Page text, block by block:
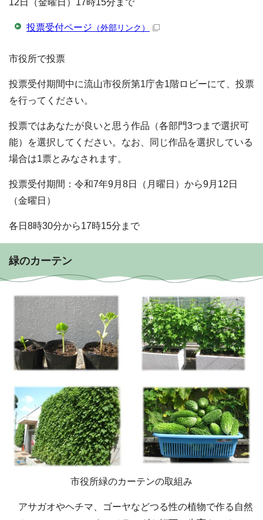
投票受付ページ （外部リンク）
市役所で投票
投票受付期間中に流山市役所第1庁舎1階ロビーにて、投票
を行ってください。
投票ではあなたが良いと思う作品（各部門3つまで選択可
能）を選択してください。なお、同じ作品を選択している
場合は1票とみなされます。
投票受付期間：令和7年9月8日（月曜日）から9月12日
（金曜日）
各日8時30分から17時15分まで
緑のカーテン
市役所緑のカーテンの取組み
アサガオやヘチマ、ゴーヤなどつる性の植物で作る自然